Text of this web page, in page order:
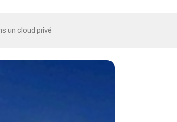
un cloud privé